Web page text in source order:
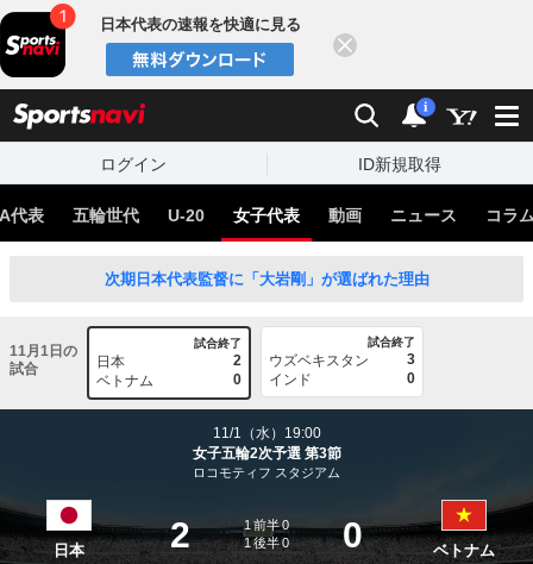
日本代表の速報を快適に見る
検索 通知
i
ログイン ID新規取得
A代表 五輪世代 U-20 女子代表 動画 ニュース コラ
次期日本代表監督に「大岩剛」が選ばれた理由
11月1日の
試合
試合終了
日本
2
ベトナム
0
試合終了
ウズベキスタン
3
インド
0
11/1（水）19:00
女子五輪2次予選 第3節
ロコモティフ スタジアム
日本 2 1前半0
1後半0 0 ベトナム